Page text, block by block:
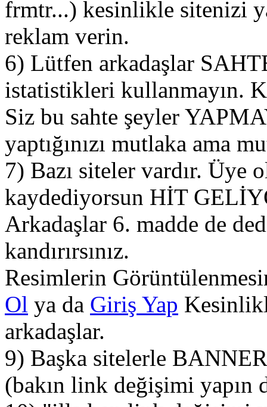
frmtr...) kesinlikle sitenizi
reklam verin.
6) Lütfen arkadaşlar
istatistikleri kullanmayın.
Siz bu sahte şeyler
yaptığınızı mutlaka ama
7) Bazı siteler vardır. Üye
kaydediyorsun HİT
Arkadaşlar 6. madde de
kandırırsınız.
Resimlerin
Ol ya da Giriş Yap
arkadaşlar.
9) Başka sitelerle
(bakın link değişimi yapın